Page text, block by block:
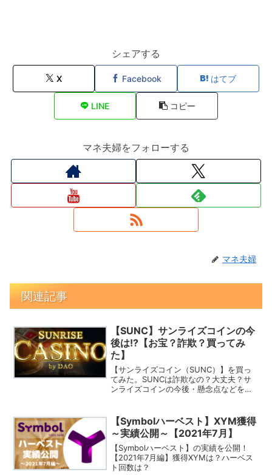
シェアする
X Facebook はてブ
LINE コピー
マネ夫婦をフォローする
マネ夫婦
関連記事
【SUNC】サンライズコインの今
後は!?【お宝？詐欺？買ってみ
た】
【サンライズコイン（SUNC）】を買っ
てみた。SUNCは詐欺なの？大丈夫？サ
ンライズコインの今後・懸念点などを紹
【Symbolハーベスト】XYM獲得
～実績公開～【2021年7月】
【Symbolハーベスト】の実績を公開！
【2021年7月編】獲得XYMは？ハーベス
ト回数は？